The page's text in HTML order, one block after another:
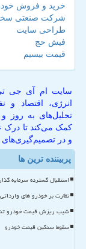
خرید و فروش
شرکت صنعتی
طراحی سایت
فیش حج
قیمت بیسیم
سایت ام آی جی تی
انرژی، اقتصاد و
تحلیل‌های به روز
کمک می‌کند تا درک
و در تصمیم‌گیری‌های
پربیننده ترین ها
استقبال گسترده سرمایه
نظارت بر خودرو های
شیب ریزش قیمت خودرو
سقوط سنگین قیمت خودرو